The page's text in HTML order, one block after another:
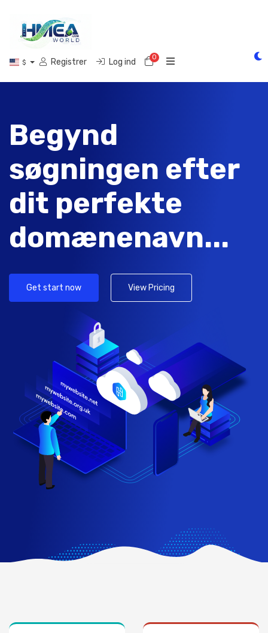
$ Registrer Log ind 0Bestillingskurv
Begynd
søgningen efter
dit perfekte
domænenavn...
Get start now View Pricing